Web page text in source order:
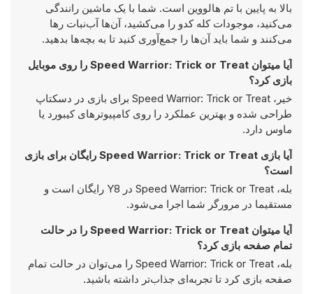
بالا به پایین با تم هالووین است. شما با یک ماشین رانندگی
می‌کنید، موجودات کله کدو را می‌کشید، آن‌ها آب‌نبات رها
می‌کنند و شما باید آن‌ها را جمع‌آوری کنید تا به بچه‌ها بدهید.
آیا میتوان Speed Warrior: Trick or Treat را روی موبایل
بازی کرد؟
خیر، Speed Warrior: Trick or Treat برای بازی در دسکتاپ
طراحی شده و بهترین عملکرد را روی کامپیوتر‌های کیبورد یا
ماوس دارد.
آیا بازی Speed Warrior: Trick or Treat رایگان برای بازی
است؟
بله، Speed Warrior: Trick or Treat در Y8 رایگان است و
مستقیما در مرورگر شما اجرا می‌شود.
آیا میتوان Speed Warrior: Trick or Treat را در حالت
تمام صفحه بازی کرد؟
بله، Speed Warrior: Trick or Treat را می‌توان در حالت تمام
صفحه بازی کرد تا تجربه‌ای جذاب‌تر داشته باشید.